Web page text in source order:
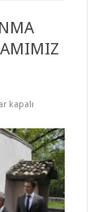
kapalı